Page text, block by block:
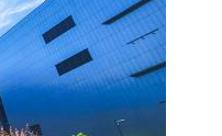
대